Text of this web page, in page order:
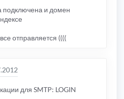
подключена и домен
отправляется ((((
для SMTP: LOGIN